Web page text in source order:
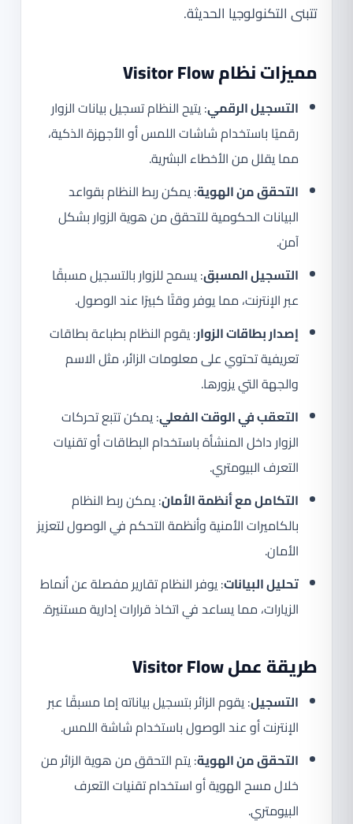
تتبنى التكنولوجيا الحديثة.
مميزات نظام Visitor Flow
التسجيل الرقمي: يتيح النظام تسجيل بيانات الزوار
رقميًا باستخدام شاشات اللمس أو الأجهزة الذكية،
مما يقلل من الأخطاء البشرية.
التحقق من الهوية: يمكن ربط النظام بقواعد
البيانات الحكومية للتحقق من هوية الزوار بشكل
آمن.
التسجيل المسبق: يسمح للزوار بالتسجيل مسبقًا
عبر الإنترنت، مما يوفر وقتًا كبيرًا عند الوصول.
إصدار بطاقات الزوار: يقوم النظام بطباعة بطاقات
تعريفية تحتوي على معلومات الزائر، مثل الاسم
والجهة التي يزورها.
التعقب في الوقت الفعلي: يمكن تتبع تحركات
الزوار داخل المنشأة باستخدام البطاقات أو تقنيات
التعرف البيومتري.
التكامل مع أنظمة الأمان: يمكن ربط النظام
بالكاميرات الأمنية وأنظمة التحكم في الوصول لتعزيز
الأمان.
تحليل البيانات: يوفر النظام تقارير مفصلة عن أنماط
الزيارات، مما يساعد في اتخاذ قرارات إدارية مستنيرة.
طريقة عمل Visitor Flow
التسجيل: يقوم الزائر بتسجيل بياناته إما مسبقًا عبر
الإنترنت أو عند الوصول باستخدام شاشة اللمس.
التحقق من الهوية: يتم التحقق من هوية الزائر من
خلال مسح الهوية أو استخدام تقنيات التعرف
البيومتري.